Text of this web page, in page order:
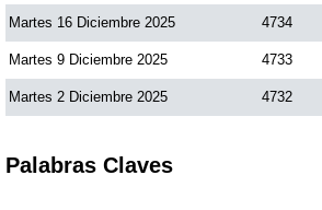
Martes 16 Diciembre 2025 4734
Martes 9 Diciembre 2025 4733
Martes 2 Diciembre 2025 4732
Palabras Claves